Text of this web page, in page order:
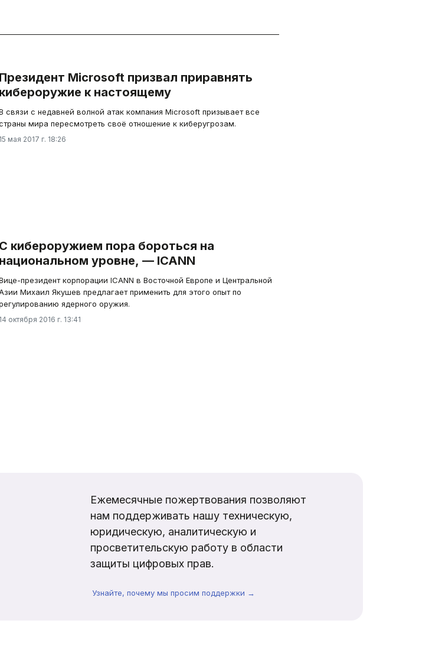
Президент Microsoft призвал приравнять
кибероружие к настоящему
связи с недавней волной атак компания Microsoft призывает все
мира пересмотреть своё отношение к киберугрозам.
15 мая 2017 г. 18:26
С кибероружием пора бороться на
национальном уровне, — ICANN
президент корпорации ICANN в Восточной Европе и Центральной
Михаил Якушев предлагает применить для этого опыт по
ядерного оружия.
14 октября 2016 г. 13:41
Ежемесячные пожертвования позволяют
нам поддерживать нашу техническую,
юридическую, аналитическую и
просветительскую работу в области
защиты цифровых прав.
Узнайте, почему мы просим поддержки →